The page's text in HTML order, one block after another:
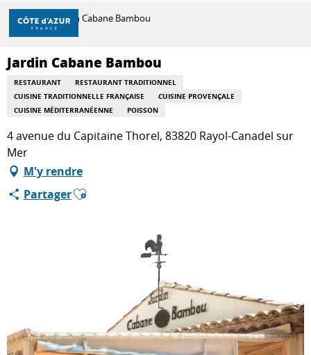
Aller
contenu
principal
DÉCOUVRIR
À FAIRE
SÉJOURNER
Accueil Jardin Cabane Bambou
Jardin Cabane Bambou
RESTAURANT
RESTAURANT TRADITIONNEL
CUISINE TRADITIONNELLE FRANÇAISE
CUISINE PROVENÇALE
CUISINE MÉDITERRANÉENNE
POISSON
4 avenue du Capitaine Thorel, 83820 Rayol-Canadel sur
Mer
M'y rendre
PartagerAjouter aux favoris